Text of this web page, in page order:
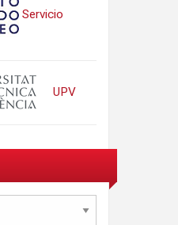
Servicio
UPV